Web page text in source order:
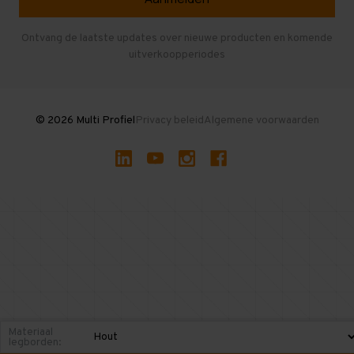
Gebruikte entresolvloeren
Ontvang de laatste updates over nieuwe producten en komende
uitverkoopperiodes
© 2026 Multi ProfielPrivacy beleidAlgemene voorwaarden
Materiaal
legborden: